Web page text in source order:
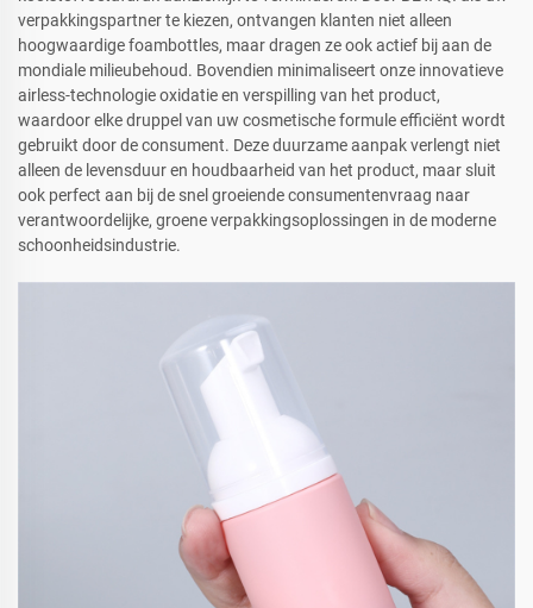
verpakkingspartner te kiezen, ontvangen klanten niet alleen
hoogwaardige foambottles, maar dragen ze ook actief bij aan de
mondiale milieubehoud. Bovendien minimaliseert onze innovatieve
airless-technologie oxidatie en verspilling van het product,
waardoor elke druppel van uw cosmetische formule efficiënt wordt
gebruikt door de consument. Deze duurzame aanpak verlengt niet
alleen de levensduur en houdbaarheid van het product, maar sluit
ook perfect aan bij de snel groeiende consumentenvraag naar
verantwoordelijke, groene verpakkingsoplossingen in de moderne
schoonheidsindustrie.